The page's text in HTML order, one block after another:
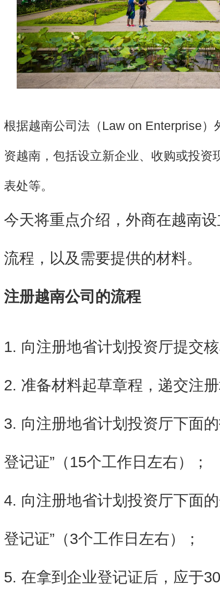
根据越南公司法（Law on Enterprise）
资越南，包括设立新企业、收购或投资
表处等。
今天将重点介绍，外商在越南
流程，以及需要提供的材料。
注册越南公司的流程
1. 向注册地省计划投资厅提交
2. 准备材料起草章程，递交注
3. 向注册地省计划投资厅下面
登记证”（15个工作日左右）；
4. 向注册地省计划投资厅下面
登记证”（3个工作日左右）；
5. 在拿到企业登记证后，应于